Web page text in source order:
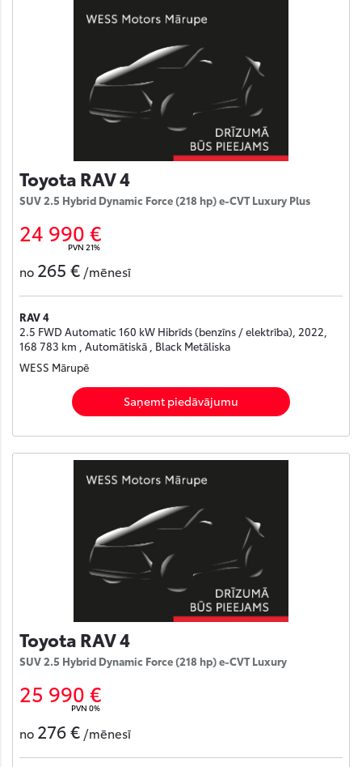
Toyota RAV 4
SUV 2.5 Hybrid Dynamic Force (218 hp) e-CVT Luxury Plus
24 990 €
PVN 21%
no 265 € /mēnesī
RAV 4
2.5 FWD Automatic 160 kW Hibrīds (benzīns / elektrība), 2022,
168 783 km , Automātiskā , Black Metāliska
WESS Mārupē
Saņemt piedāvājumu
Toyota RAV 4
SUV 2.5 Hybrid Dynamic Force (218 hp) e-CVT Luxury
25 990 €
PVN 0%
no 276 € /mēnesī